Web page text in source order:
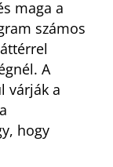
maga a
számos
A
várják a
hogy